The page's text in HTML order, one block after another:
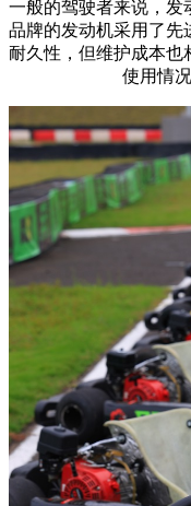
一般的驾驶者来说，发
品牌的发动机采用了先
耐久性，但维护成本也
使用情